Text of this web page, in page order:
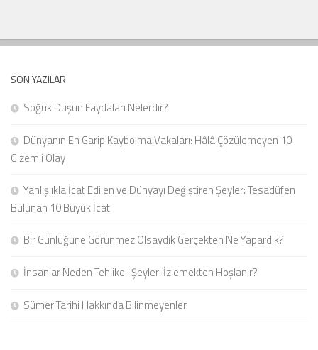
SON YAZILAR
Soğuk Duşun Faydaları Nelerdir?
Dünyanın En Garip Kaybolma Vakaları: Hâlâ Çözülemeyen 10
Gizemli Olay
Yanlışlıkla İcat Edilen ve Dünyayı Değiştiren Şeyler: Tesadüfen
Bulunan 10 Büyük İcat
Bir Günlüğüne Görünmez Olsaydık Gerçekten Ne Yapardık?
İnsanlar Neden Tehlikeli Şeyleri İzlemekten Hoşlanır?
Sümer Tarihi Hakkında Bilinmeyenler